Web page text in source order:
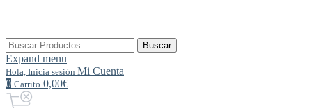
Buscar
por:
Buscar
Expand menu
Hola, Inicia sesión Mi Cuenta
0 Carrito 0,00€